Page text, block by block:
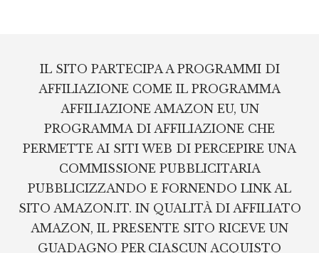
IL SITO PARTECIPA A PROGRAMMI DI
AFFILIAZIONE COME IL PROGRAMMA
AFFILIAZIONE AMAZON EU, UN
PROGRAMMA DI AFFILIAZIONE CHE
PERMETTE AI SITI WEB DI PERCEPIRE UNA
COMMISSIONE PUBBLICITARIA
PUBBLICIZZANDO E FORNENDO LINK AL
SITO AMAZON.IT. IN QUALITÀ DI AFFILIATO
AMAZON, IL PRESENTE SITO RICEVE UN
GUADAGNO PER CIASCUN ACQUISTO